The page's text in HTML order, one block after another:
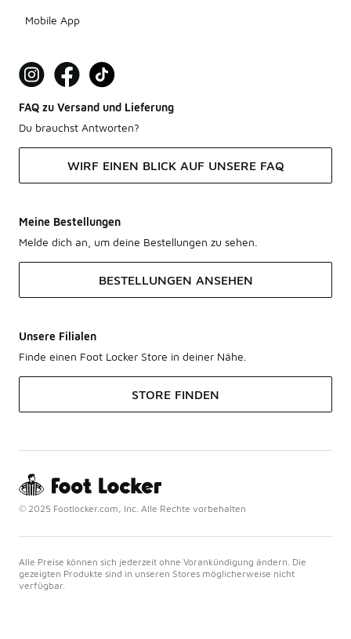
Mobile App
FAQ zu Versand und Lieferung
Du brauchst Antworten?
WIRF EINEN BLICK AUF UNSERE FAQ
Meine Bestellungen
Melde dich an, um deine Bestellungen zu sehen.
BESTELLUNGEN ANSEHEN
Unsere Filialen
Finde einen Foot Locker Store in deiner Nähe.
STORE FINDEN
© 2025 Footlocker.com, Inc. Alle Rechte vorbehalten
Alle Preise können sich jederzeit ohne Vorankündigung ändern. Die
gezeigten Produkte sind in unseren Stores möglicherweise nicht
verfügbar.